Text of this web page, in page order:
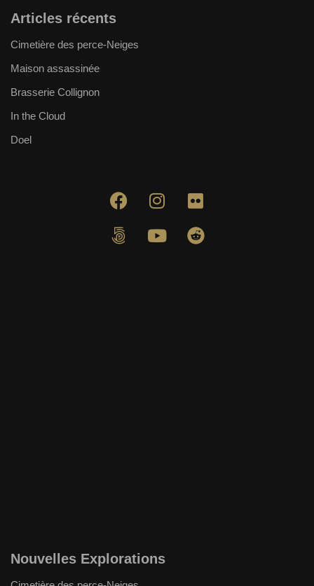
Articles récents
Cimetière des perce-Neiges
Maison assassinée
Brasserie Collignon
In the Cloud
Doel
Nouvelles Explorations